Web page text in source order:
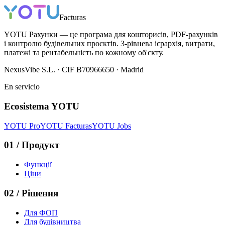
Facturas
YOTU Рахунки — це програма для кошторисів, PDF-рахунків
і контролю будівельних проєктів. 3-рівнева ієрархія, витрати,
платежі та рентабельність по кожному об'єкту.
NexusVibe S.L. · CIF B70966650 · Madrid
En servicio
Ecosistema YOTU
YOTU ProYOTU FacturasYOTU Jobs
01 / Продукт
Функції
Ціни
02 /Рішення
Для ФОП
Для будівництва